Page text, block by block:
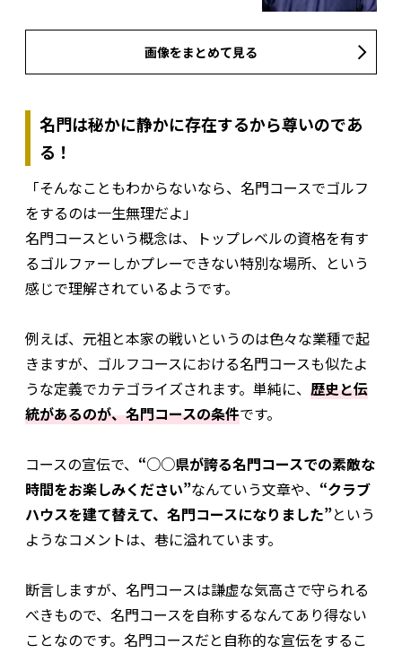
画像をまとめて見る
名門は秘かに静かに存在するから尊いのであ
る！
「そんなこともわからないなら、名門コースでゴルフ
をするのは一生無理だよ」
名門コースという概念は、トップレベルの資格を有す
るゴルファーしかプレーできない特別な場所、という
感じで理解されているようです。
例えば、元祖と本家の戦いというのは色々な業種で起
きますが、ゴルフコースにおける名門コースも似たよ
うな定義でカテゴライズされます。単純に、 歴史と伝
統があるのが、名門コースの条件です。
コースの宣伝で、 “○○県が誇る名門コースでの素敵な
時間をお楽しみください”なんていう文章や、 “クラブ
ハウスを建て替えて、名門コースになりました”という
ようなコメントは、巷に溢れています。
断言しますが、名門コースは謙虚な気高さで守られる
べきもので、名門コースを自称するなんてあり得ない
ことなのです。名門コースだと自称的な宣伝をするこ